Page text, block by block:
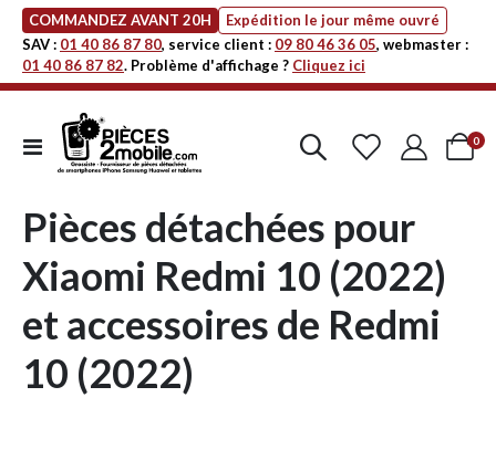
COMMANDEZ AVANT 20H
Expédition le jour même ouvré
SAV : 01 40 86 87 80, service client : 09 80 46 36 05, webmaster :
01 40 86 87 82. Problème d'affichage ? Cliquez ici
Affichage
navigation
Cart
0
Pièces détachées pour
Xiaomi Redmi 10 (2022)
et accessoires de Redmi
10 (2022)